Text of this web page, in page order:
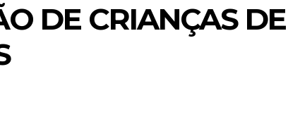
DE CRIANÇAS DE